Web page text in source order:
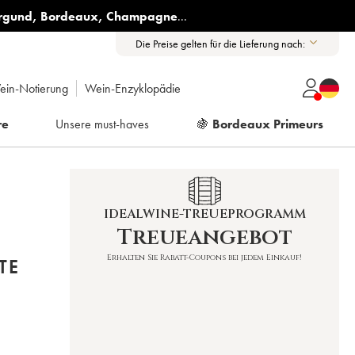
, Bordeaux, Champagne...
Die Preise gelten für die Lieferung nach:
Notierung Wein-Enzyklopädie
Unsere must-haves 🍇 Bordeaux Primeurs
IDEALWINE-TREUEPROGRAMM
Treueangebot
Erhalten Sie Rabatt-Coupons bei jedem Einkauf!